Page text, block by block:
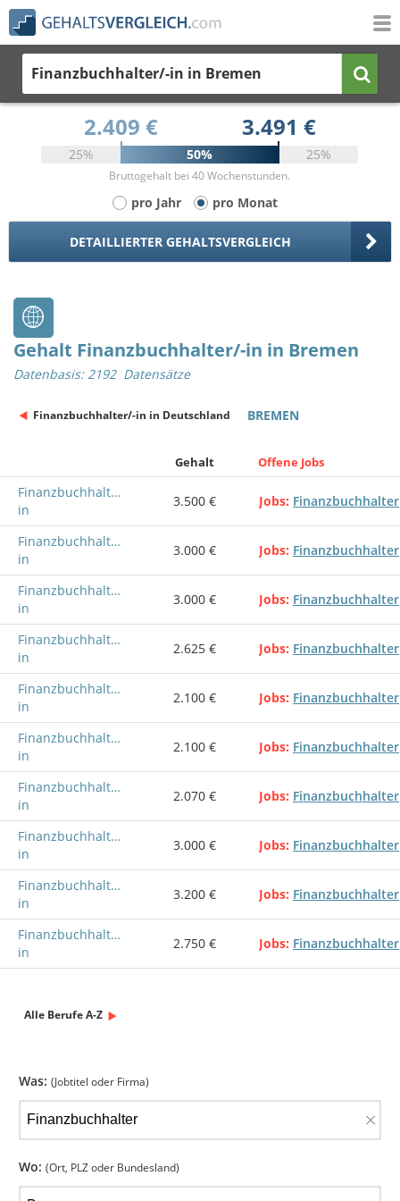
Finanzbuchhalter/-in in Bremen
2.409 € 3.491 €
25% 50% 25%
Bruttogehalt bei 40 Wochenstunden.
pro Jahr pro Monat
DETAILLIERTER GEHALTSVERGLEICH
Gehalt Finanzbuchhalter/-in in Bremen
Datenbasis: 2192 Datensätze
Finanzbuchhalter/-in in Deutschland BREMEN
Gehalt Offene Jobs
Finanzbuchhalter/-
in
3.500 € Jobs Finanzbuchhalter
Finanzbuchhalter/-
in
3.000 € Jobs Finanzbuchhalter
Finanzbuchhalter/-
in
3.000 € Jobs Finanzbuchhalter
Finanzbuchhalter/-
in
2.625 € Jobs Finanzbuchhalter
Finanzbuchhalter/-
in
2.100 € Jobs Finanzbuchhalter
Finanzbuchhalter/-
in
2.100 € Jobs Finanzbuchhalter
Finanzbuchhalter/-
in
2.070 € Jobs Finanzbuchhalter
Finanzbuchhalter/-
in
3.000 € Jobs Finanzbuchhalter
Finanzbuchhalter/-
in
3.200 € Jobs Finanzbuchhalter
Finanzbuchhalter/-
in
2.750 € Jobs Finanzbuchhalter
Alle Berufe A-Z
Was: (Jobtitel oder Firma)
×
Wo: (Ort, PLZ oder Bundesland)